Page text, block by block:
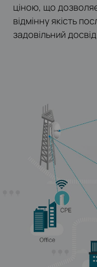
ціною, що
відмінну якість
задовільний